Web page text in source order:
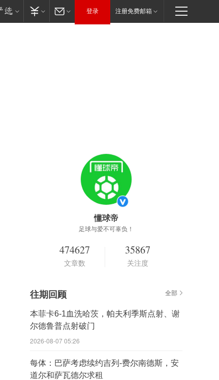
登录 注册免费邮箱
懂球帝
足球与爱不可辜负！
474627
文章数
35867
关注度
往期回顾 全部
本菲卡6-1血洗哈茨，帕夫利季斯点射、谢
尔德鲁普点射破门
2026-08-07 05:26
每体：巴萨考虑续约吉列-费尔南德斯，安
道尔和萨瓦德尔求租